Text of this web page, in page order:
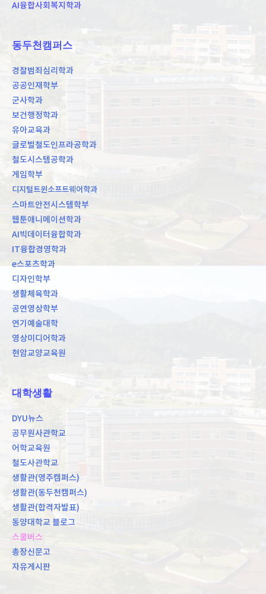
AI융합사회복지학과
동두천캠퍼스
경찰범죄심리학과
공공인재학부
군사학과
보건행정학과
유아교육과
글로벌철도인프라공학과
철도시스템공학과
게임학부
디지털트윈소프트웨어학과
스마트안전시스템학부
웹툰애니메이션학과
AI빅데이터융합학과
IT융합경영학과
e스포츠학과
디자인학부
생활체육학과
공연영상학부
연기예술대학
영상미디어학과
현암교양교육원
대학생활
DYU뉴스
공무원사관학교
어학교육원
철도사관학교
생활관(영주캠퍼스)
생활관(동두천캠퍼스)
생활관(합격자발표)
동양대학교 블로그
스쿨버스
총장신문고
자유게시판